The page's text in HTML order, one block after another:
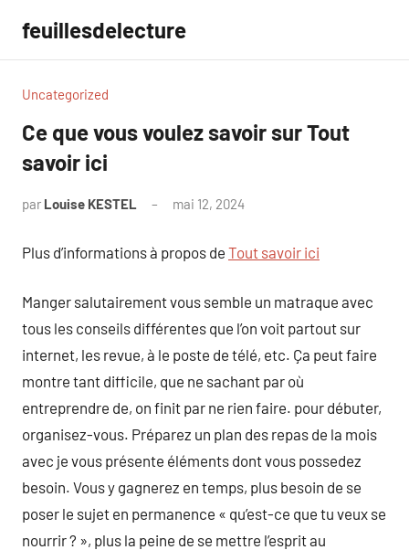
contenu
feuillesdelecture
Uncategorized
Ce que vous voulez savoir sur Tout
savoir ici
par Louise KESTEL mai 12, 2024
Plus d’informations à propos de Tout savoir ici
Manger salutairement vous semble un matraque avec
tous les conseils différentes que l’on voit partout sur
internet, les revue, à le poste de télé, etc. Ça peut faire
montre tant difficile, que ne sachant par où
entreprendre de, on finit par ne rien faire. pour débuter,
organisez-vous. Préparez un plan des repas de la mois
avec je vous présente éléments dont vous possedez
besoin. Vous y gagnerez en temps, plus besoin de se
poser le sujet en permanence « qu’est-ce que tu veux se
nourrir ? », plus la peine de se mettre l’esprit au